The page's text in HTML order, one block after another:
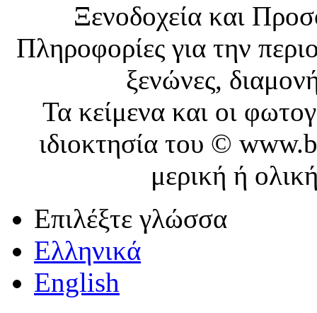
Ξενοδοχεία και
Πληροφορίες για την
ξενώνες,
Τα κείμενα και οι
ιδιοκτησία του ©
μερική ή
Επιλέξτε γλώσσα
Ελληνικά
English